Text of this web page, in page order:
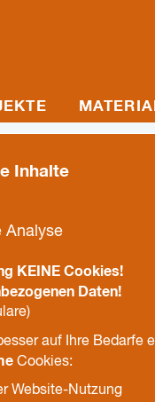
Inhalte
Analyse
KEINE Cookies!
Daten!
auf Ihre Bedarfe
Cookies:
Website-Nutzung